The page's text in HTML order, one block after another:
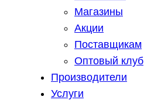
Магазины
Акции
Поставщикам
Оптовый клуб
Производители
Услуги